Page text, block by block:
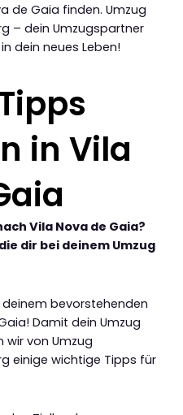
de Gaia finden. Umzug
– dein Umzugspartner
dein neues Leben!
in Vila
Vila Nova de Gaia?
dir bei deinem Umzug
deinem bevorstehenden
Damit dein Umzug
wir von Umzug
einige wichtige Tipps für